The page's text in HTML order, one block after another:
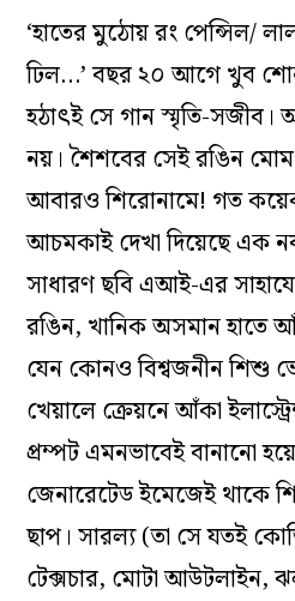
‘হাতের মুঠোয় রং পেন্সিল/
ঢিল…’ বছর ২০ আগে খুব
হঠাৎই সে গান স্মৃতি-সজীব।
নয়। শৈশবের সেই রঙিন
আবারও শিরোনামে! গত কয়েক
আচমকাই দেখা দিয়েছে এক
সাধারণ ছবি এআই-এর‌
রঙিন, খানিক অসমান হাতে
যেন কোনও বিশ্বজনীন শিশু
খেয়ালে ক্রেয়নে আঁকা
প্রম্পট এমনভাবেই বানানো
জেনারেটেড ইমেজেই থাকে
ছাপ। সারল্য (তা সে যতই
টেক্সচার, মোটা আউটলাইন,